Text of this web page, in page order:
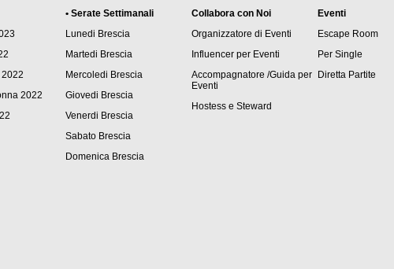
2022
• Serate Settimanali
Lunedi Brescia
Martedi Brescia
Mercoledi Brescia
Giovedi Brescia
Venerdi Brescia
Sabato Brescia
Domenica Brescia
Collabora con Noi
Organizzatore di Eventi
Influencer per Eventi
Accompagnatore /Guida per
Eventi
Hostess e Steward
Eventi
Escape Room
Per Single
Diretta Partite